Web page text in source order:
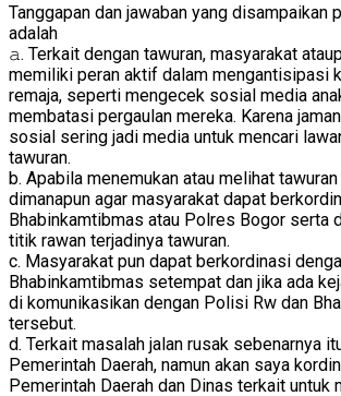
Tanggapan dan jawaban yang disampaikan
adalah
𝚊. Terkait dengan tawuran, masyarakat
memiliki peran aktif dalam mengantisipasi
remaja, seperti mengecek sosial media
membatasi pergaulan mereka. Karena
sosial sering jadi media untuk mencari
tawuran.
b. Apabila menemukan atau melihat
dimanapun agar masyarakat dapat
Bhabinkamtibmas atau Polres Bogor serta
titik rawan terjadinya tawuran.
c. Masyarakat pun dapat berkordinasi
Bhabinkamtibmas setempat dan jika ada
di komunikasikan dengan Polisi Rw dan
tersebut.
d. Terkait masalah jalan rusak sebenarnya
Pemerintah Daerah, namun akan saya
Pemerintah Daerah dan Dinas terkait untuk